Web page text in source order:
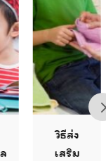
วิธีส่ง
เสริม